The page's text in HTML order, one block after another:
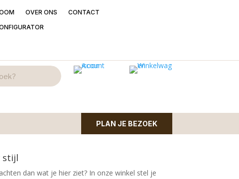
OVER ONS
CONTACT
PLAN JE BEZOEK
Duiven met microleder bekleding in Taupe kleur
stijl
dan wat je hier ziet? In onze winkel stel je